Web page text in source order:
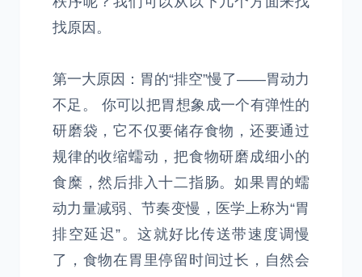
找原因。
第一大原因：胃的“排空”慢了——胃动力
不足。 你可以把胃想象成一个有弹性的
研磨袋，它不仅要储存食物，还要通过
规律的收缩蠕动，把食物研磨成细小的
食糜，然后排入十二指肠。如果胃的蠕
动力量减弱、节奏变慢，医学上称为“胃
排空延迟”。这就好比传送带速度调慢
了，食物在胃里停留时间过长，自然会